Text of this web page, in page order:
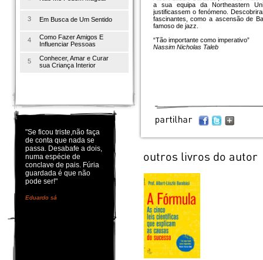
3 Em Busca de Um Sentido
4
Como Fazer Amigos E
Influenciar Pessoas
5
Conhecer, Amar e Curar
sua Criança Interior
"Se ficou triste,não faça
de conta que nada se
passa. Desabafe a dois,
numa espécie de
conclave de pais. Fúria
guardada é que não
pode ser!"
Eduardo sá
a sua equipa da Northeastern
justificassem o fenómeno.
fascinantes, como a ascensão de
famoso de jazz.
“Tão importante como imperativo”
Nassim Nicholas Taleb